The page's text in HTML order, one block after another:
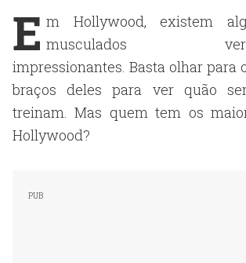
E m Hollywood, existem
musculados
impressionantes. Basta olhar para
braços deles para ver quão
treinam. Mas quem tem os
Hollywood?